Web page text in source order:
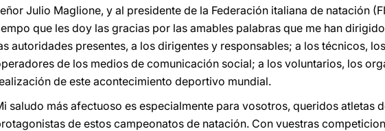
Julio Maglione, y al presidente de la Federación italiana de natación
que les doy las gracias por las amables palabras que me han
autoridades presentes, a los dirigentes y responsables; a los técnicos,
de los medios de comunicación social; a los voluntarios, los
de este acontecimiento deportivo mundial.
saludo más afectuoso es especialmente para vosotros, queridos atletas
de estos campeonatos de natación. Con vuestras